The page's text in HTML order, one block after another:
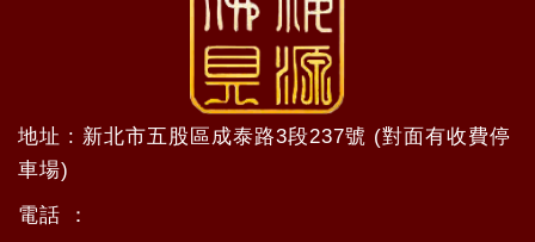
地址 : 新北市五股區成泰路3段237號 (對面有收費停
車場)
電話 ：